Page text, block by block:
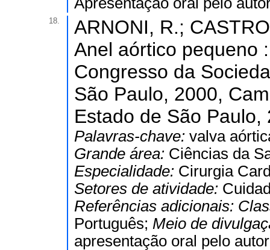
18.
ARNONI, R.;
Anel aórtico pequeno
Congresso da
São Paulo, 2000,
Estado de São
Palavras-chave: valva
Grande área: Ciências da
Especialidade: Cirurgia
Setores de atividade:
Referências adicionais:
Português; Meio de
apresentação oral pelo